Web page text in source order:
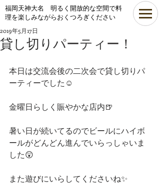
​福岡天神大名 明るく開放的な空間で料
理を楽しみながらおくつろぎください
貸し切りパーティー！
2019年5月17日
本日は交流会後の二次会で貸し切りパ
ーティーでした☺️
金曜日らしく賑やかな店内🍺
暑い日が続いてるのでビールにハイボ
ールがどんどん進んでいらっしゃいま
した😲
また遊びにいらしてくださいね✨